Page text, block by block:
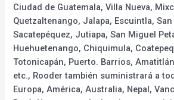
Ciudad de Guatemala, Villa Nueva,
Quetzaltenango, Jalapa, Escuintla,
Sacatepéquez, Jutiapa, San Miguel
Huehuetenango, Chiquimula,
Totonicapán, Puerto. Barrios,
etc., Rooder también suministrará a
Europa, América, Australia, Nepal,